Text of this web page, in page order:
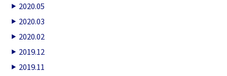
2020.05
2020.03
2020.02
2019.12
2019.11